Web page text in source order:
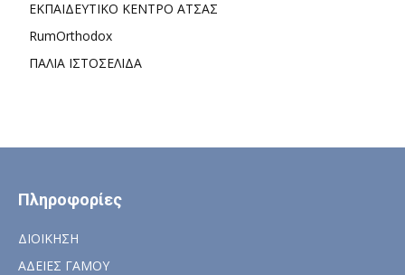
ΕΚΠΑΙΔΕΥΤΙΚΟ ΚΕΝΤΡΟ ΑΤΣΑΣ
RumOrthodox
ΠΑΛΙΑ ΙΣΤΟΣΕΛΙΔΑ
Πληροφορίες
ΔΙΟΙΚΗΣΗ
ΑΔΕΙΕΣ ΓΑΜΟΥ